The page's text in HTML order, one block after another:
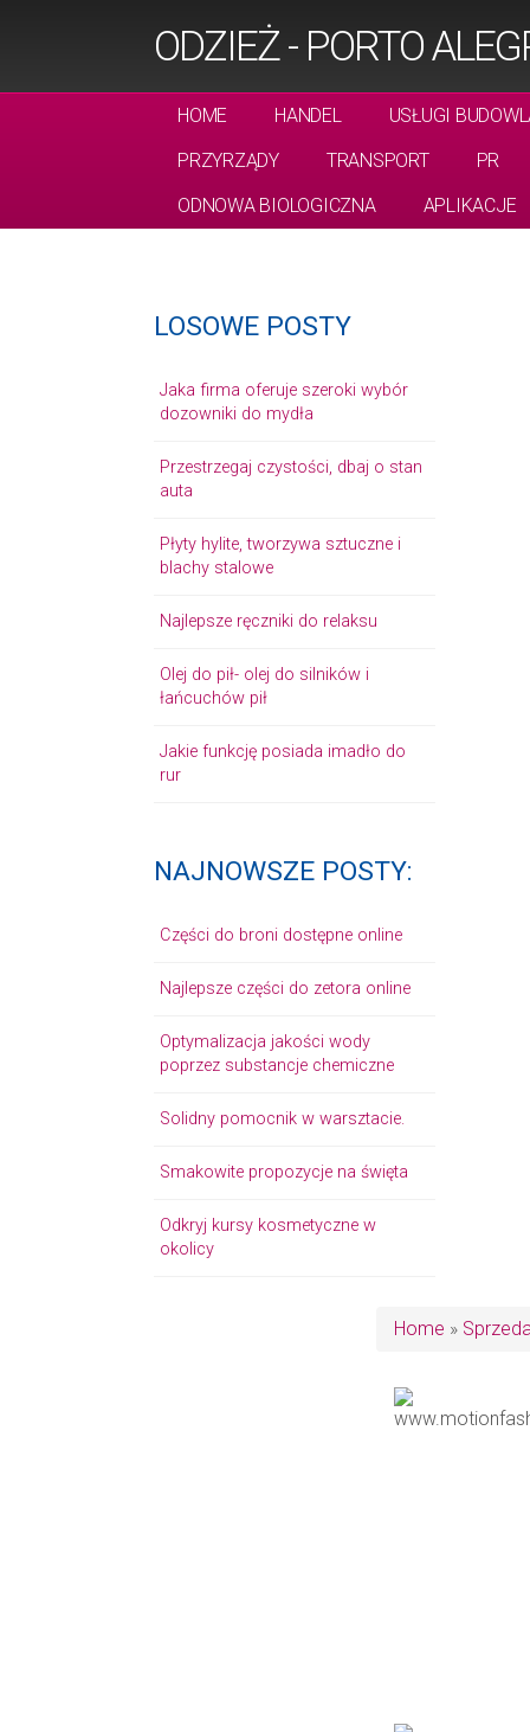
ODZIEŻ - PORTO
HOME HANDEL
USŁUGI
PRZYRZĄDY
TRANSPORT
PR
ODNOWA BIOLOGICZNA
APLIKACJE
LOSOWE POSTY
Jaka firma oferuje szeroki wybór
dozowniki do mydła
Przestrzegaj czystości, dbaj o stan
auta
Płyty hylite, tworzywa sztuczne i
blachy stalowe
Najlepsze ręczniki do relaksu
Olej do pił- olej do silników i
łańcuchów pił
Jakie funkcję posiada imadło do
rur
NAJNOWSZE POSTY:
Części do broni dostępne online
Najlepsze części do zetora online
Optymalizacja jakości wody
poprzez substancje chemiczne
Solidny pomocnik w warsztacie.
Smakowite propozycje na święta
Odkryj kursy kosmetyczne w
okolicy
Home »